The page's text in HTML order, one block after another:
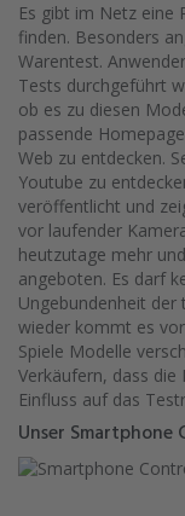
Es gibt im Netz eine
finden. Besonders
Warentest.
Tests durchgeführt
ob es zu diesen
passende
Web zu entdecken.
Youtube zu
veröffentlicht und
vor laufender
heutzutage mehr
angeboten. Es darf
Ungebundenheit
wieder kommt es
Spiele Modelle
Verkäufern, dass
Einfluss auf das
Unser